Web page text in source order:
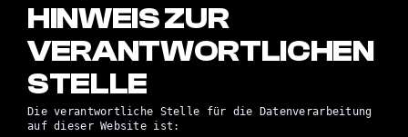
HINWEIS ZUR
VERANTWORTLICHEN
STELLE
Die verantwortliche Stelle für die Datenverarbeitung
auf dieser Website ist: